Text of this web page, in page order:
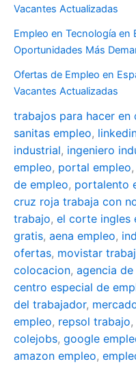
Vacantes Actualizadas
Empleo en Tecnología en
Oportunidades Más
Ofertas de Empleo en
Vacantes Actualizadas
trabajos para hacer en
sanitas empleo,
industrial, ingeniero
empleo, portal empleo,
de empleo, portalento
cruz roja trabaja con
trabajo, el corte ingles
gratis, aena empleo,
ofertas, movistar
colocacion, agencia
centro especial de
del trabajador,
empleo, repsol trabajo,
colejobs, google
amazon empleo,